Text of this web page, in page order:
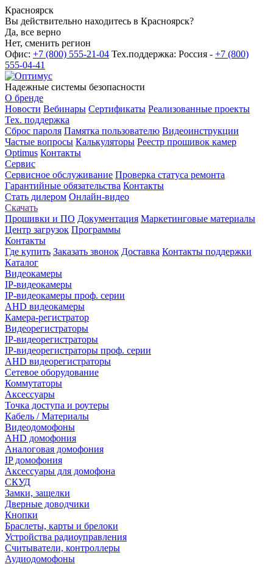
Красноярск
Вы действительно находитесь в Красноярск?
Да, все верно
Нет, сменить регион
Офис: +7 (800) 555-21-04 Тех.поддержка: Россия - +7 (800)
555-04-41
Надежные системы безопасности
О бренде
Новости Вебинары Сертификаты Реализованные проекты
Тех. поддержка
Сброс пароля Памятка пользователю Видеоинструкции
Частые вопросы Калькуляторы Реестр прошивок камер
Optimus Контакты
Сервис
Сервисное обслуживание Проверка статуса ремонта
Гарантийные обязательства Контакты
Стать дилером Онлайн-видео
Скачать
Прошивки и ПО Документация Маркетинговые материалы
Центр загрузок Программы
Контакты
Где купить Заказать звонок Доставка Контакты поддержки
Каталог
Видеокамеры
IP-видеокамеры
IP-видеокамеры проф. серии
AHD видеокамеры
Камера-регистратор
Видеорегистраторы
IP-видеорегистраторы
IP-видеорегистраторы проф. серии
AHD видеорегистраторы
Сетевое оборудование
Коммутаторы
Аксессуары
Точка доступа и роутеры
Кабель / Материалы
Видеодомофоны
AHD домофония
Аналоговая домофония
IP домофония
Аксессуары для домофона
СКУД
Замки, защелки
Дверные доводчики
Кнопки
Браслеты, карты и брелоки
Устройства радиоуправления
Считыватели, контроллеры
Аудиодомофоны